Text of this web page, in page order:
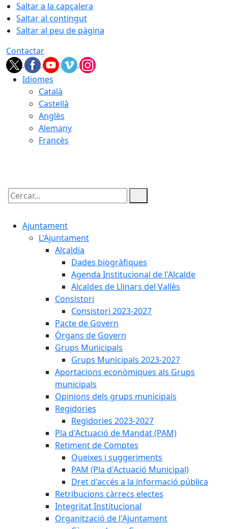
Saltar a la capçalera
Saltar al contingut
Saltar al peu de pàgina
Contactar
Idiomes
Català
Castellà
Anglès
Alemany
Francès
Cercar:
Ajuntament
L'Ajuntament
Alcaldia
Dades biogràfiques
Agenda Institucional de l'Alcalde
Alcaldes de Llinars del Vallès
Consistori
Consistori 2023-2027
Pacte de Govern
Òrgans de Govern
Grups Municipals
Grups Municipals 2023-2027
Aportacions econòmiques als Grups
municipals
Opinions dels grups municipals
Regidories
Regidories 2023-2027
Pla d'Actuació de Mandat (PAM)
Retiment de Comptes
Queixes i suggeriments
PAM (Pla d'Actuació Municipal)
Dret d'accés a la informació pública
Retribucions càrrecs electes
Integritat Institucional
Organització de l'Ajuntament